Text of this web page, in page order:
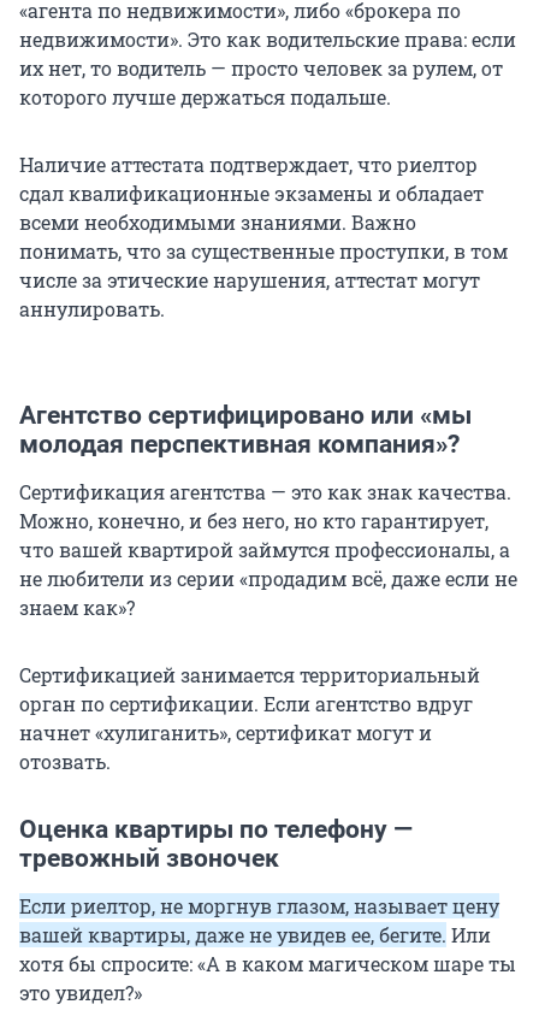
«агента по недвижимости», либо «брокера по
недвижимости». Это как водительские права: если
их нет, то водитель — просто человек за рулем, от
которого лучше держаться подальше.
Наличие аттестата подтверждает, что риелтор
сдал квалификационные экзамены и обладает
всеми необходимыми знаниями. Важно
понимать, что за существенные проступки, в том
числе за этические нарушения, аттестат могут
аннулировать.
Агентство сертифицировано или «мы
молодая перспективная компания»?
Сертификация агентства — это как знак качества.
Можно, конечно, и без него, но кто гарантирует,
что вашей квартирой займутся профессионалы, а
не любители из серии «продадим всё, даже если не
знаем как»?
Сертификацией занимается территориальный
орган по сертификации. Если агентство вдруг
начнет «хулиганить», сертификат могут и
отозвать.
Оценка квартиры по телефону —
тревожный звоночек
Если риелтор, не моргнув глазом, называет цену
вашей квартиры, даже не увидев ее, бегите. Или
хотя бы спросите: «А в каком магическом шаре ты
это увидел?»